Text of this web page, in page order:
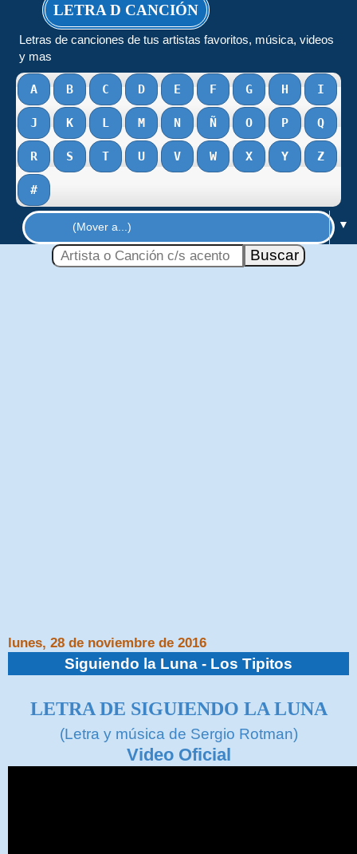
LETRA D CANCIÓN
Letras de canciones de tus artistas favoritos, música, videos
y mas
A B C D E F G H I
J K L M N Ñ O P Q
R S T U V W X Y Z
#
▼
lunes, 28 de noviembre de 2016
Siguiendo la Luna - Los Tipitos
LETRA DE SIGUIENDO LA LUNA
(Letra y música de Sergio Rotman)
Video Oficial